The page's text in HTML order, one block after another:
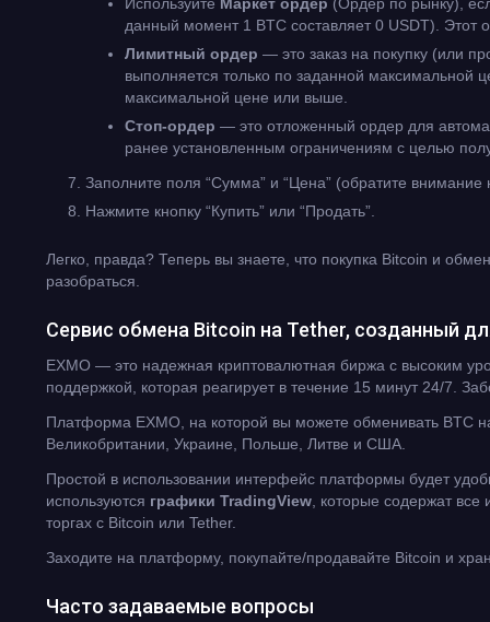
данный момент 1 BTC составляет 0 USDT). Этот
Лимитный ордер — это заказ на покупку (или
выполняется только по заданной максимальной
максимальной цене или выше.
Стоп-ордер — это отложенный ордер для
ранее установленным ограничениям с целью
Заполните поля “Сумма” и “Цена” (обратите
Нажмите кнопку “Купить” или “Продать”.
Легко, правда? Теперь вы знаете, что покупка Bitcoin и
разобраться.
Сервис обмена Bitcoin на Tether, созданный
EXMO — это надежная криптовалютная биржа с высоким
поддержкой, которая реагирует в течение 15 минут 24/7.
Платформа EXMO, на которой вы можете обменивать BTC
Великобритании, Украине, Польше, Литве и США.
Простой в использовании интерфейс платформы будет
используются графики TradingView , которые содержат
торгах с Bitcoin или Tether.
Заходите на платформу, покупайте/продавайте Bitcoin и
Часто задаваемые вопросы